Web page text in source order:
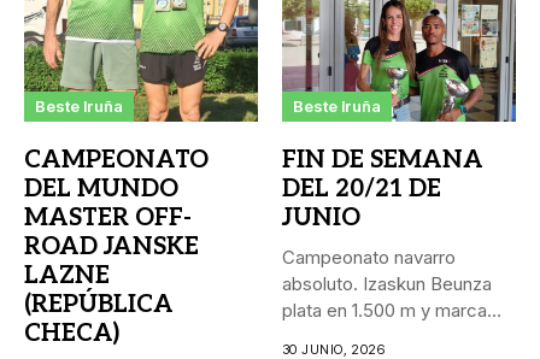
Beste Iruña
CAMPEONATO
DEL MUNDO
MASTER OFF-
ROAD JANSKE
LAZNE
(REPÚBLICA
CHECA)
Beste Iruña
FIN DE SEMANA
DEL 20/21 DE
JUNIO
Campeonato navarro
absoluto. Izaskun Beunza
plata en 1.500 m y marca
30 JUNIO, 2026